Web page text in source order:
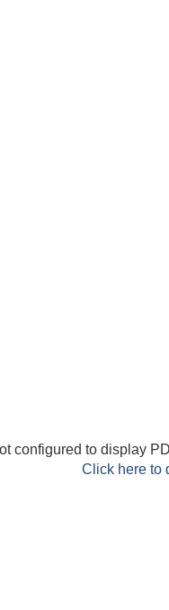
configured to display
Click here to